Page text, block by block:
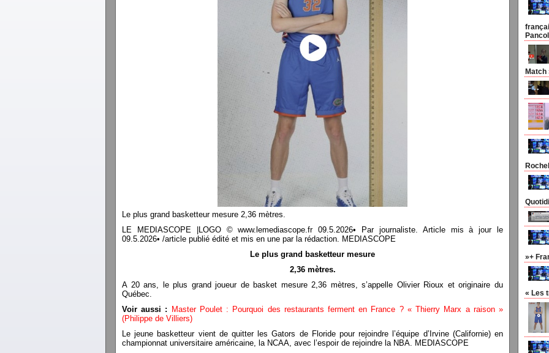
Le plus grand basketteur mesure 2,36 mètres.
LE MEDIASCOPE |LOGO © www.lemediascope.fr 09.5.2026• Par journaliste. Article mis à jour le
09.5.2026• /article publié édité et mis en une par la rédaction. MEDIASCOPE
Le plus grand basketteur mesure
2,36 mètres.
A 20 ans, le plus grand joueur de basket mesure 2,36 mètres, s’appelle Olivier Rioux et originaire du
Québec.
Voir aussi :
Master Poulet : Pourquoi des restaurants ferment en France ? « Thierry Marx a raison »
(Philippe de Villiers)
Le jeune basketteur vient de quitter les Gators de Floride pour rejoindre l’équipe d’Irvine (Californie) en
championnat universitaire américaine, la NCAA, avec l’espoir de rejoindre la NBA. MEDIASCOPE
Match
»+
« Les